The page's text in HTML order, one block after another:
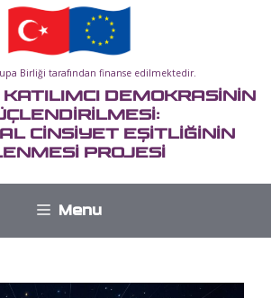
Birliği tarafından finanse edilmektedir.
DEMOKRASİNİN
CİNSİYET EŞİTLİĞİNİN
PROJESİ
Menu